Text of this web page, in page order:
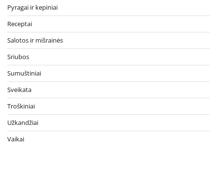
Pyragai ir kepiniai
Receptai
Salotos ir mišrainės
Sriubos
Sumuštiniai
Sveikata
Troškiniai
Užkandžiai
Vaikai